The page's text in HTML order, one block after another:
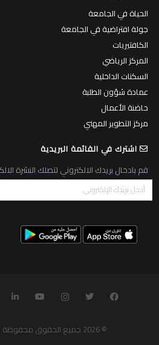
الحياة في الجامعة
جولة افتراضية في الجامعة
الكافتيريات
المركز الرياضي
السكنات الداخلية
عمادة شؤون الطلبة
حاضنة الأعمال
مركز التطوير المهني
اشترك في القائمة البريدية
قم بادخال بريدك الالكتروني لتصلك النشرة
© 2026 جميع الحقوق محفوظة